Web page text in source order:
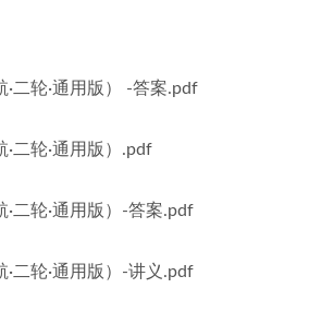
二轮·通用版） -答案.pdf
二轮·通用版）.pdf
二轮·通用版）-答案.pdf
二轮·通用版）-讲义.pdf